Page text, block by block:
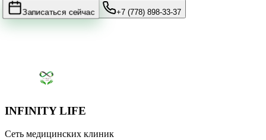
Записаться сейчас +7 (778) 898-33-37
INFINITY LIFE
Сеть медицинских клиник